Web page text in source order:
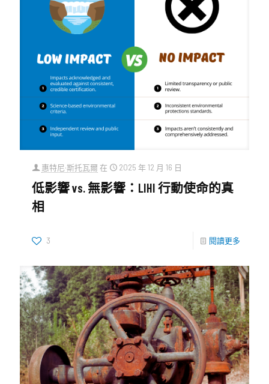
惠特尼·斯托瓦爾 在 2025 年 12 月 16 日
低影響 vs. 無影響：LIHI 行動使命的真
相
3 閱讀更多